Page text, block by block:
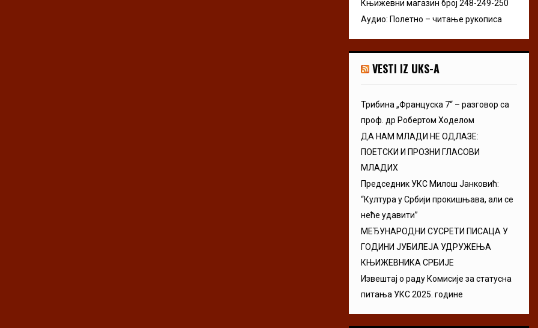
Књижевни магазин број 248-249-250
Аудио: Полетно – читање рукописа
VESTI IZ UKS-A
Трибина „Француска 7“ – разговор са
проф. др Робертом Ходелом
ДА НАМ МЛАДИ НЕ ОДЛАЗЕ:
ПОЕТСКИ И ПРОЗНИ ГЛАСОВИ
МЛАДИХ
Председник УКС Милош Јанковић:
“Култура у Србији прокишњава, али се
неће удавити”
МЕЂУНАРОДНИ СУСРЕТИ ПИСАЦА У
ГОДИНИ ЈУБИЛЕЈА УДРУЖЕЊА
КЊИЖЕВНИКА СРБИЈЕ
Извештај о раду Комисије за статусна
питања УКС 2025. године